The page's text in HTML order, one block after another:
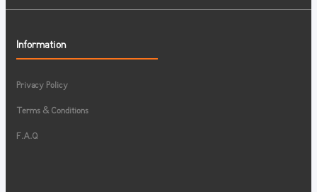
Information
Privacy Policy
Terms & Conditions
F.A.Q